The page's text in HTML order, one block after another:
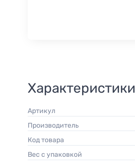
Характеристики
Артикул
Производитель
Код товара
Вес с упаковкой